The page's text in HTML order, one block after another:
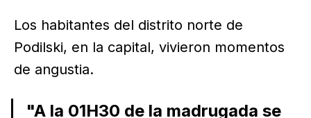
Los habitantes del distrito norte de
Podilski, en la capital, vivieron momentos
de angustia.
"A la 01H30 de la madrugada se